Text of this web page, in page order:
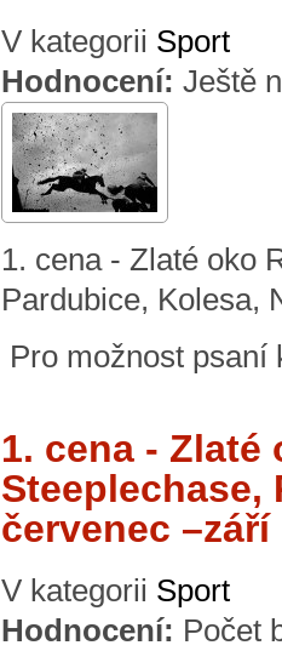
V kategorii Sport
Hodnocení: Ještě
1. cena - Zlaté oko
Pardubice, Kolesa,
Pro možnost
1. cena - Zlaté
Steeplechase,
červenec –září
V kategorii Sport
Hodnocení: Počet